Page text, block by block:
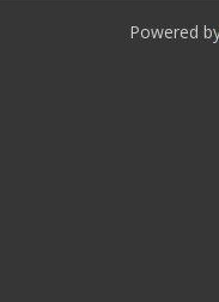
Powered